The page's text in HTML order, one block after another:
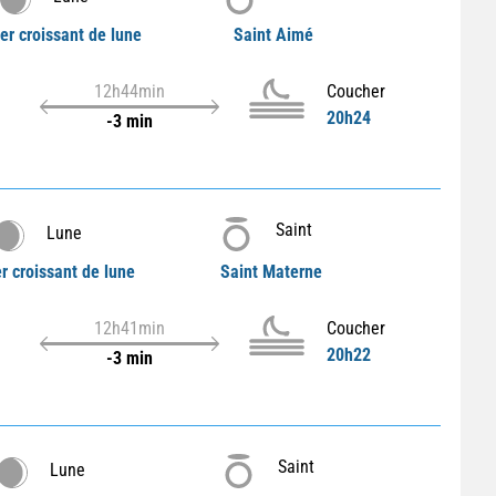
croissant de lune
Saint Aimé
12h44min
-3 min
Coucher
20h24
Lune
croissant de lune
Saint
Saint Materne
12h41min
-3 min
Coucher
20h22
Lune Saint